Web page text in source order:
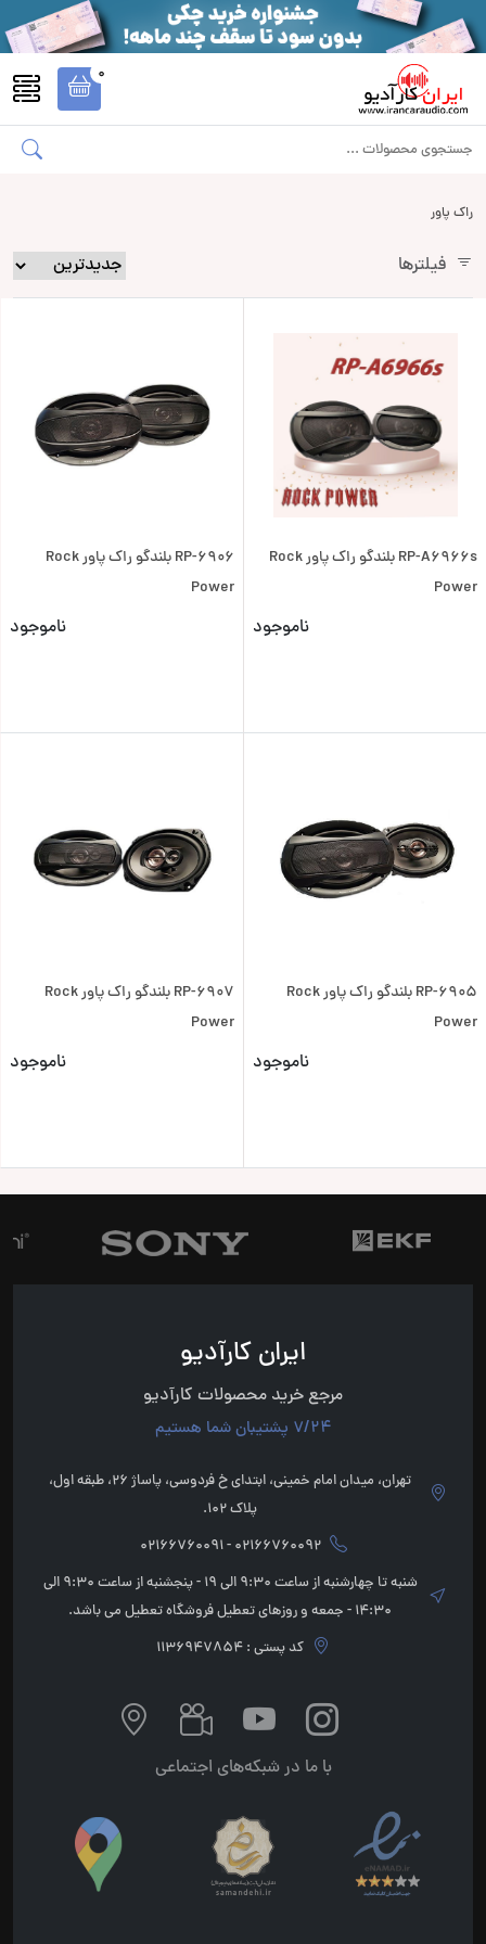
0
راک پاور
فیلترها
RP-A6966s بلندگو راک پاور Rock
Power
ناموجود
RP-6906 بلندگو راک پاور Rock
Power
ناموجود
RP-6905 بلندگو راک پاور Rock
Power
ناموجود
RP-6907 بلندگو راک پاور Rock
Power
ناموجود
ایران کارآدیو
مرجع خرید محصولات کارآدیو
7/24 پشتیبان شما هستیم
تهران، میدان امام خمینی، ابتدای خ فردوسی، پاساژ 26، طبقه اول،
پلاک 102.
02166760092 - 02166760091
شنبه تا چهارشنبه از ساعت 9:30 الی 19 - پنجشنبه از ساعت 9:30 الی
14:30 - جمعه و روزهای تعطیل فروشگاه تعطیل می باشد.
کد پستی : 1136947854
با ما در شبکه‌های اجتماعی